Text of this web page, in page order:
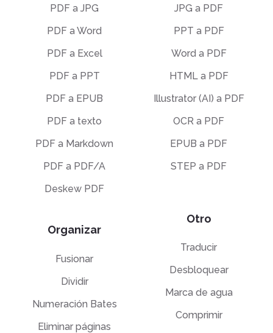
PDF a JPG
PDF a Word
PDF a Excel
PDF a PPT
PDF a EPUB
PDF a texto
PDF a Markdown
PDF a PDF/A
Deskew PDF
Organizar
Fusionar
Dividir
Numeración Bates
Eliminar páginas
JPG a PDF
PPT a PDF
Word a PDF
HTML a PDF
Illustrator (AI) a PDF
OCR a PDF
EPUB a PDF
STEP a PDF
Otro
Traducir
Desbloquear
Marca de agua
Comprimir